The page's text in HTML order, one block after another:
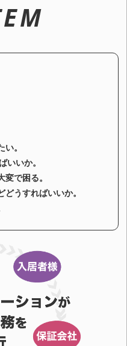
毎年審査される（評価され
保証制度にも加入しており
オーナー様になろうとされ
ご相談にも応じます。
。
いいか。
変で困る。
どうすればいいか。